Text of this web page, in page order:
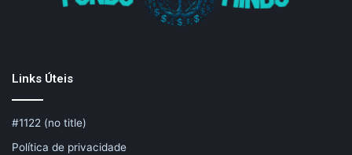
Links Úteis
#1122 (no title)
Política de privacidade